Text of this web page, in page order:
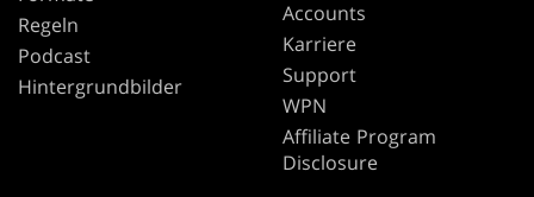
Regeln
Podcast
Hintergrundbilder
Accounts
Karriere
Support
WPN
Affiliate Program
Disclosure